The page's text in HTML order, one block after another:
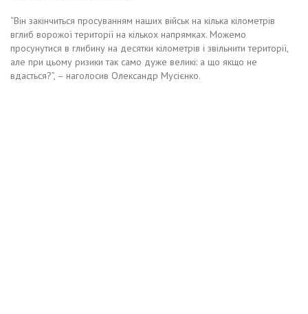
“Він закінчиться просуванням наших військ на кілька кілометрів
вглиб ворожої території на кількох напрямках. Можемо
просунутися в глибину на десятки кілометрів і звільнити території,
але при цьому ризики так само дуже великі: а що якщо не
вдасться?”, – наголосив Олександр Мусієнко.